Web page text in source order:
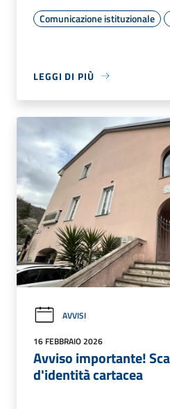
Comunicazione istituzionale
LEGGI DI PIÙ
AVVISI
16 FEBBRAIO 2026
Avviso importante!
d'identità cartacea